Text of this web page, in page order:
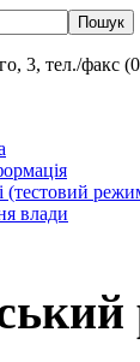
3, тел./факс
(тестовий
влади